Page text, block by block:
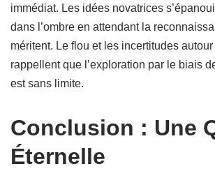
immédiat. Les idées novatrices
dans l’ombre en attendant la
méritent. Le flou et les incertitudes
rappellent que l’exploration par le biais
est sans limite.
Conclusion : Une
Éternelle